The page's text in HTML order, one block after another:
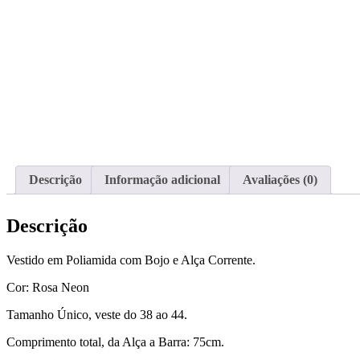
Descrição Informação adicional Avaliações (0)
Descrição
Vestido em Poliamida com Bojo e Alça Corrente.
Cor: Rosa Neon
Tamanho Único, veste do 38 ao 44.
Comprimento total, da Alça a Barra: 75cm.